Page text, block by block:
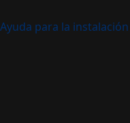
Ayuda para la instalación